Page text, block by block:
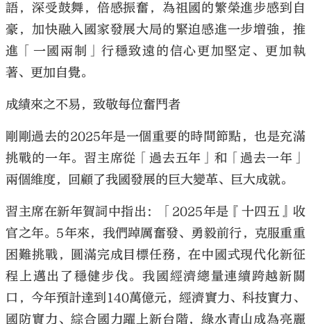
語，深受鼓舞，倍感振奮，為祖國的繁榮進步感到自
豪，加快融入國家發展大局的緊迫感進一步增強，推
進「一國兩制」行穩致遠的信心更加堅定、更加執
著、更加自覺。
成績來之不易，致敬每位奮鬥者
剛剛過去的2025年是一個重要的時間節點，也是充滿
挑戰的一年。習主席從「過去五年」和「過去一年」
兩個維度，回顧了我國發展的巨大變革、巨大成就。
習主席在新年賀詞中指出：「2025年是『十四五』收
官之年。5年來，我們踔厲奮發、勇毅前行，克服重重
困難挑戰，圓滿完成目標任務，在中國式現代化新征
程上邁出了穩健步伐。我國經濟總量連續跨越新關
口，今年預計達到140萬億元，經濟實力、科技實力、
國防實力、綜合國力躍上新台階，綠水青山成為亮麗